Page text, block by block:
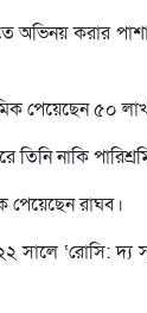
অভিনয় করার
পেয়েছেন ৫০
তিনি নাকি
পেয়েছেন রাঘব।
‘রোসি: দ্য